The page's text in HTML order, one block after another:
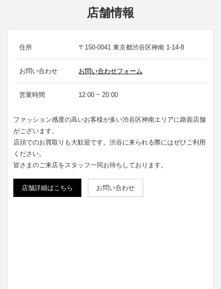
店舗情報
住所 〒150-0041 東京都渋谷区神南 1-14-8
お問い合わせ お問い合わせフォーム
営業時間 12:00 ~ 20:00
ファッション感度の高いお客様が多い渋谷区神南エリアに路面店舗
がございます。
店頭でのお買取りも大歓迎です。渋谷に来られる際にはぜひご利用
ください。
皆さまのご来店をスタッフ一同お待ちしております。
店舗詳細はこちら お問い合わせ